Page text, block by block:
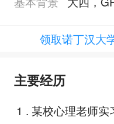
领取诺丁汉大
主要经历
1 . 某校心理老师实